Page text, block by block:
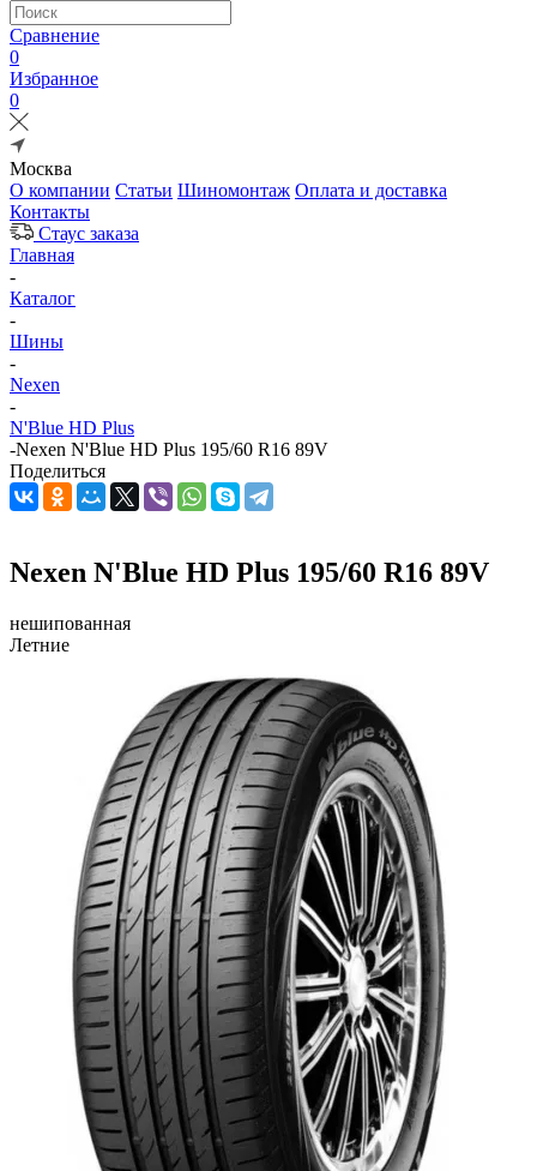
Сравнение
0
Избранное
0
Москва
О компании Статьи Шиномонтаж Оплата и доставка
Контакты
Стаус заказа
Главная
-
Каталог
-
Шины
-
Nexen
-
N'Blue HD Plus
-Nexen N'Blue HD Plus 195/60 R16 89V
Поделиться
Nexen N'Blue HD Plus 195/60 R16 89V
нешипованная
Летние